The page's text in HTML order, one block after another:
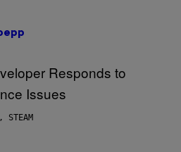
STEAM